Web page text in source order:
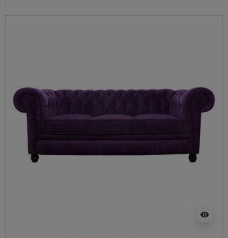
visibility